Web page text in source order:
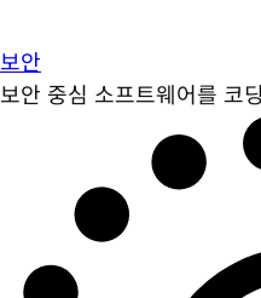
보안
보안 중심 소프트웨어를 코